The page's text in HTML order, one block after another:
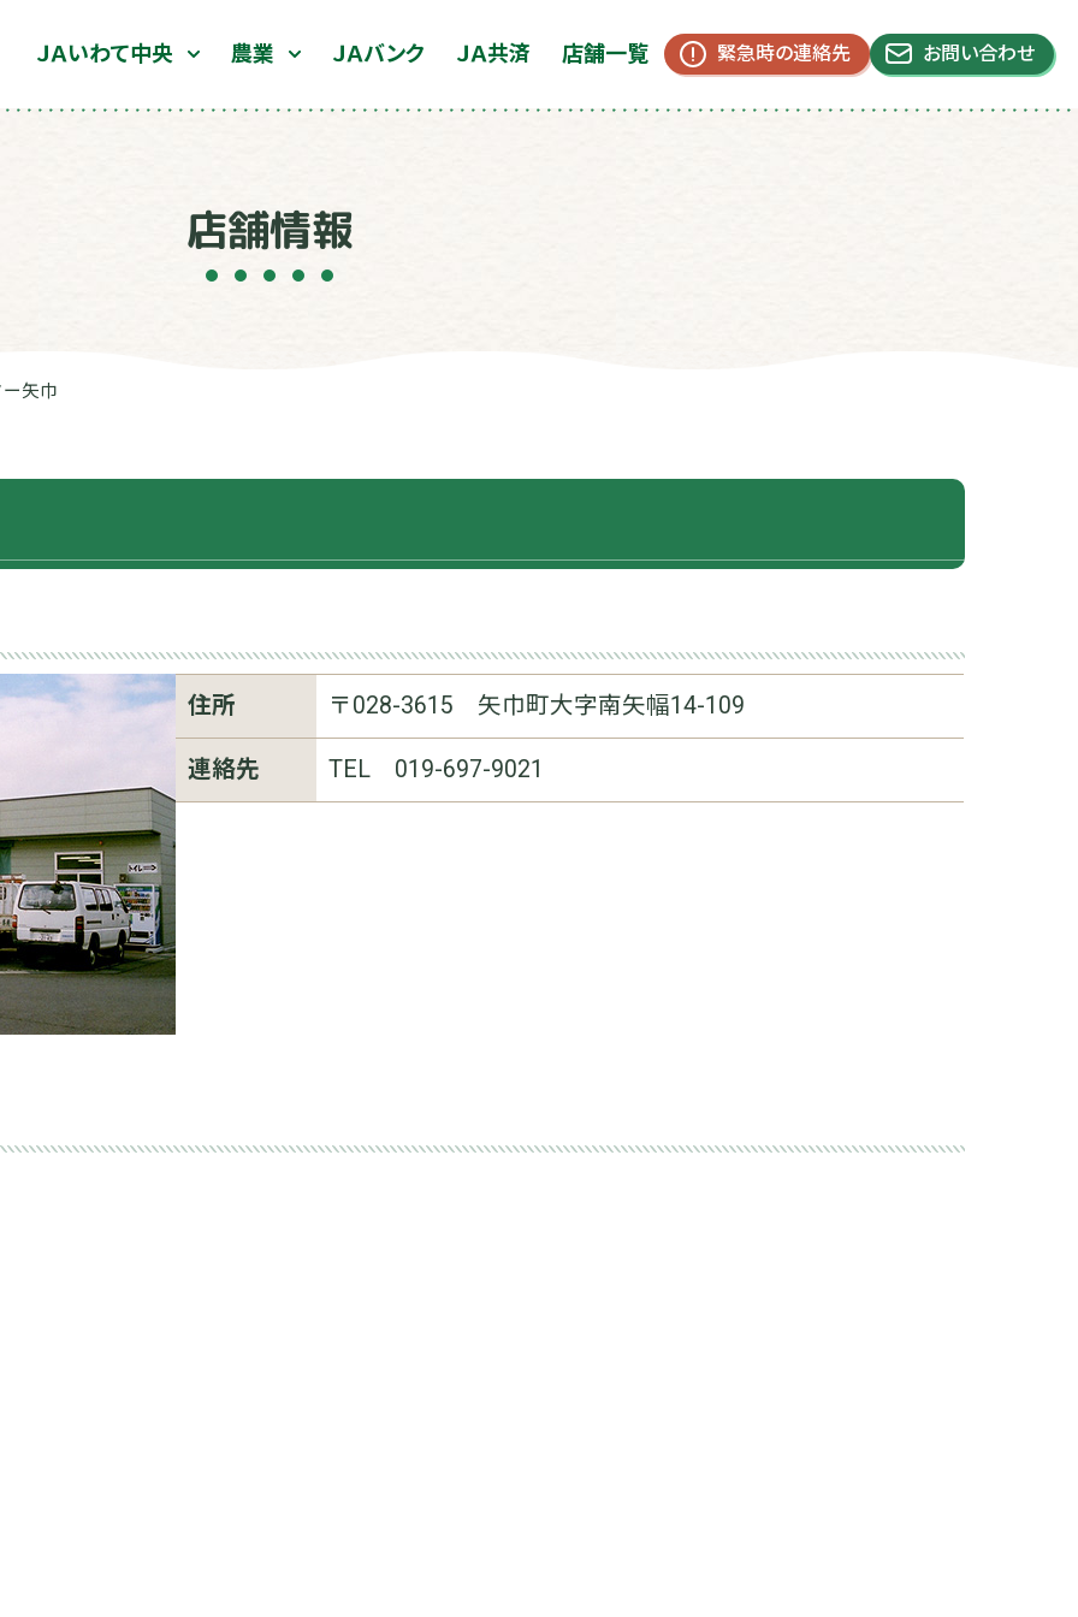
ＪＡいわて中央 農業 ＪＡバンク ＪＡ共済 店舗一覧 緊急時の連絡先 お問い合わせ
店舗情報
矢巾
住所 〒028-3615 矢巾町大字南矢幅14-109
連絡先 TEL 019-697-9021